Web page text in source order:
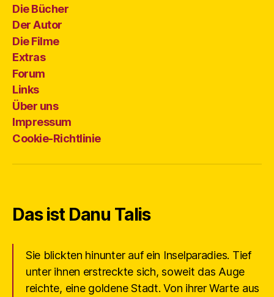
Die Bücher
Der Autor
Die Filme
Extras
Forum
Links
Über uns
Impressum
Cookie-Richtlinie
Das ist Danu Talis
Sie blickten hinunter auf ein Inselparadies. Tief
unter ihnen erstreckte sich, soweit das Auge
reichte, eine goldene Stadt. Von ihrer Warte aus